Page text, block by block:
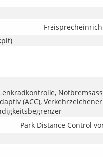
(ACC),
Park Distance Control